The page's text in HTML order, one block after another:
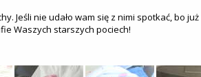
nie udało wam się z nimi spotkać, bo
Waszych starszych pociech!